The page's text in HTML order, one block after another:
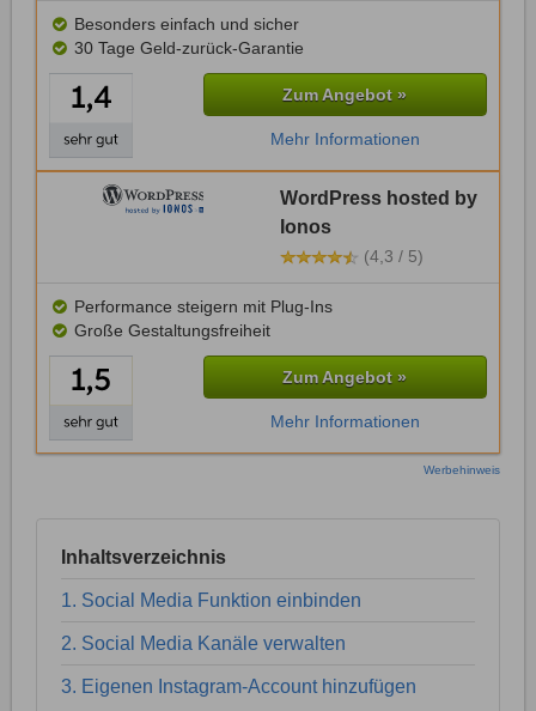
Besonders einfach und sicher
30 Tage Geld-zurück-Garantie
Zum Angebot »
Mehr Informationen
WordPress hosted by
Ionos
(4,3 / 5)
Performance steigern mit Plug-Ins
Große Gestaltungsfreiheit
Zum Angebot »
Mehr Informationen
Werbehinweis
Inhaltsverzeichnis
1. Social Media Funktion einbinden
2. Social Media Kanäle verwalten
3. Eigenen Instagram-Account hinzufügen